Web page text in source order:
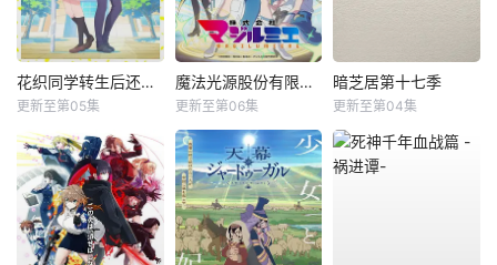
花织同学转生后还是想干架
更新至第05集
魔法光源股份有限公司第二季
更新至第06集
暗芝居第十七季
更新至第04集